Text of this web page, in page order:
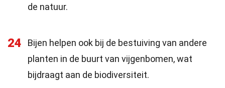
de natuur.
24
Bijen helpen ook bij de bestuiving van andere
planten in de buurt van vijgenbomen, wat
bijdraagt aan de biodiversiteit.